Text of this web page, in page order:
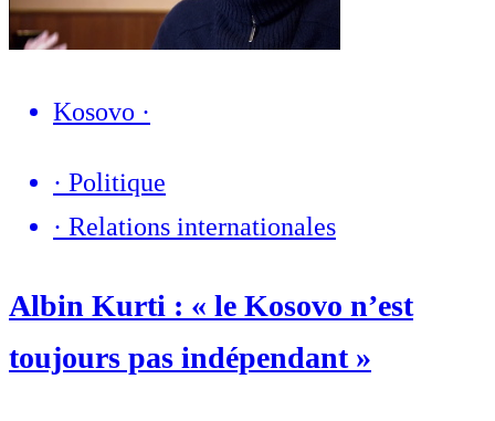
Kosovo ·
· Politique
· Relations internationales
Albin Kurti : « le Kosovo n’est
toujours pas indépendant »